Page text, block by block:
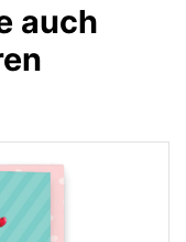
auch